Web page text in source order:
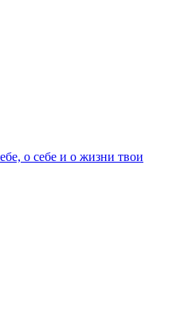
о себе и о жизни твои